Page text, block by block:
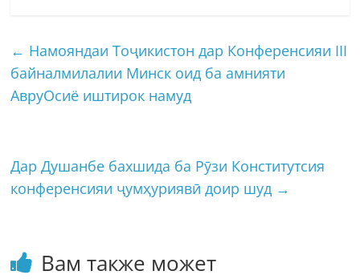
← Намояндаи Тоҷикистон дар Конференсияи III
байналмилалии Минск оид ба амнияти
АвруОсиё иштирок намуд
Дар Душанбе бахшида ба Рӯзи Конститутсия
конференсияи ҷумҳуриявӣ доир шуд →
Вам также может